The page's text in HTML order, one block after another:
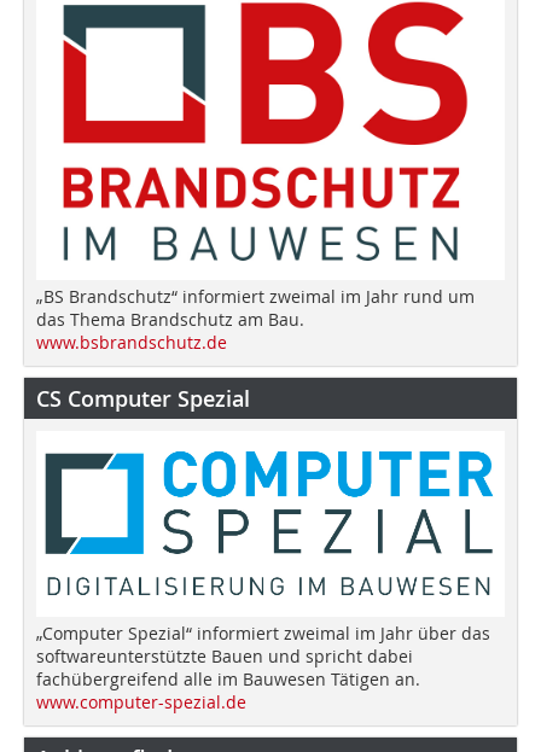
„BS Brandschutz“ informiert zweimal im Jahr rund um
das Thema Brandschutz am Bau.
www.bsbrandschutz.de
CS Computer Spezial
„Computer Spezial“ informiert zweimal im Jahr über das
softwareunterstützte Bauen und spricht dabei
fachübergreifend alle im Bauwesen Tätigen an.
www.computer-spezial.de